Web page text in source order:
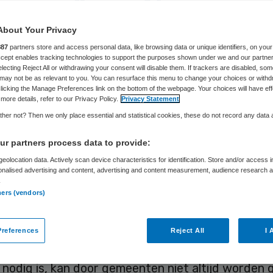
nauwelijks of geen informatie van hun
van de eigen bijdrage voor hun
worden zij maanden later overvallen door soms
zij niet zomaar kunnen betalen. Dit
ombudsman in zijn rapport ‘Een onverwacht
Ombudsman Van Zutphen: “Er wordt van
is, kan door gemeenten niet altijd worden
Your Privacy
partners store and access personal data, like browsing data or unique identifiers, on your
enables tracking technologies to support the purposes shown under we and our
Reject All or withdrawing your consent will disable them. If trackers are disabled,
not be as relevant to you. You can resurface this menu to change your choices or
the Manage Preferences link on the bottom of the webpage. Your choices will have
details, refer to our Privacy Policy. Privacy Statement
not? Then we only place essential and statistical cookies, these do not record any data
partners process data to provide:
data. Actively scan device characteristics for identification. Store and/or access
advertising and content, advertising and content measurement, audience research
(vendors)
Reject All I